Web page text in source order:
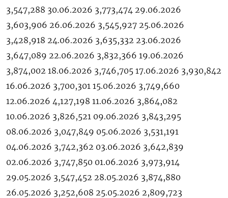
3,547,288 30.06.2026 3,773,474 29.06.2026
3,603,906 26.06.2026 3,545,927 25.06.2026
3,428,918 24.06.2026 3,635,332 23.06.2026
3,647,089 22.06.2026 3,832,366 19.06.2026
3,874,002 18.06.2026 3,746,705 17.06.2026 3,930,842
16.06.2026 3,700,301 15.06.2026 3,749,660
12.06.2026 4,127,198 11.06.2026 3,864,082
10.06.2026 3,826,521 09.06.2026 3,843,295
08.06.2026 3,047,849 05.06.2026 3,531,191
04.06.2026 3,742,362 03.06.2026 3,642,839
02.06.2026 3,747,850 01.06.2026 3,973,914
29.05.2026 3,547,452 28.05.2026 3,874,880
26.05.2026 3,252,608 25.05.2026 2,809,723